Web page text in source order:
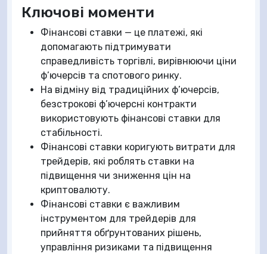
Ключові моменти
Фінансові ставки — це платежі, які
допомагають підтримувати
справедливість торгівлі, вирівнюючи ціни
ф’ючерсів та спотового ринку.
На відміну від традиційних ф’ючерсів,
безстрокові ф’ючерсні контракти
використовують фінансові ставки для
стабільності.
Фінансові ставки коригують витрати для
трейдерів, які роблять ставки на
підвищення чи зниження цін на
криптовалюту.
Фінансові ставки є важливим
інструментом для трейдерів для
прийняття обґрунтованих рішень,
управління ризиками та підвищення